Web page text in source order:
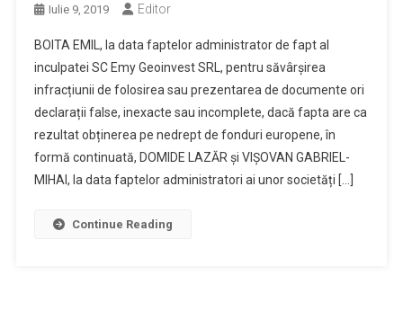
Iulie 9, 2019 Editor
BOITA EMIL, la data faptelor administrator de fapt al
inculpatei SC Emy Geoinvest SRL, pentru săvârșirea
infracțiunii de folosirea sau prezentarea de documente ori
declarații false, inexacte sau incomplete, dacă fapta are ca
rezultat obținerea pe nedrept de fonduri europene, în
formă continuată, DOMIDE LAZĂR și VIȘOVAN GABRIEL-
MIHAI, la data faptelor administratori ai unor societăți […]
Continue Reading